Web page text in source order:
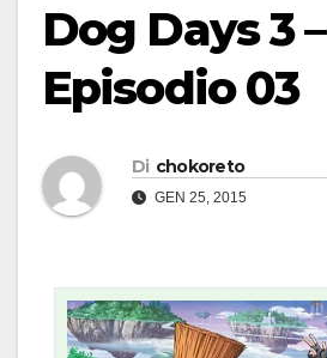
Dog Days 3 –
Episodio 03
Di chokoreto
GEN 25, 2015